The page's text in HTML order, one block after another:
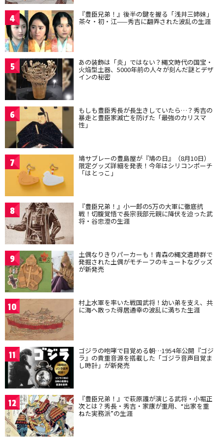
4 『豊臣兄弟！』後半の鍵を握る「浅井三姉妹」
茶々・初・江——秀吉に翻弄された波乱の生涯
5 あの装飾は「炎」ではない？縄文時代の国宝・
火焔型土器、5000年前の人々が刻んだ謎とデザ
インの秘密
6 もしも豊臣秀長が長生きしていたら…？秀吉の
暴走と豊臣家滅亡を防げた「最強のカリスマ
性」
7 鳩サブレーの豊島屋が『鳩の日』（8月10日）
限定グッズ詳細を発表！今年はシリコンポーチ
「はとっこ」
8 『豊臣兄弟！』小一郎の5万の大軍に徹底抗
戦！切腹覚悟で長宗我部元親に降伏を迫った武
将・谷忠澄の生涯
9 土偶なりきりパーカーも！青森の縄文遺跡群で
発掘された土偶がモチーフのキュートなグッズ
が新発売
10 村上水軍を率いた戦国武将！幼い弟を支え、共
に海へ散った得居通幸の波乱に満ちた生涯
11 ゴジラの咆哮で目覚める朝…1954年公開『ゴジ
ラ』の貴重音源を搭載した「ゴジラ音声目覚ま
し時計」が新発売
12 『豊臣兄弟！』で萩原護が演じる武将・小堀正
次とは？秀長・秀吉・家康が重用、“出家を重
ねた実務派”の生涯